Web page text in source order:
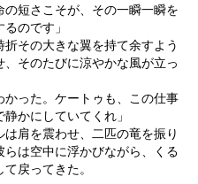
の短さこそが、その一瞬一瞬を
のです」
その大きな翼を持て余すよう
、そのたびに涼やかな風が立っ
かった。ケートゥも、この仕事
かにしていてくれ」
肩を震わせ、二匹の竜を振り
らは空中に浮かびながら、くる
て戻ってきた。